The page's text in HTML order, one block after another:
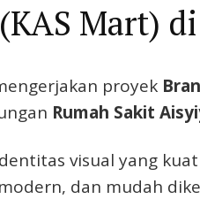
Mart)
proyek
Rumah Sakit
visual yang
dan mudah